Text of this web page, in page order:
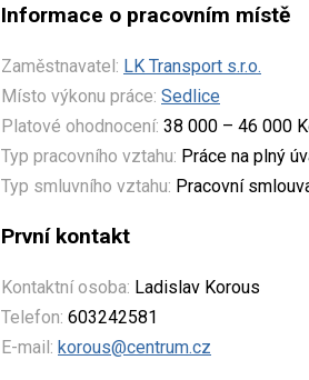
Informace o pracovním místě
Zaměstnavatel: LK Transport s.r.o.
Místo výkonu práce: Sedlice
Platové ohodnocení: 38 000 – 46 000
Typ pracovního vztahu: Práce na plný
Typ smluvního vztahu: Pracovní
První kontakt
Kontaktní osoba: Ladislav Korous
Telefon: 603242581
E-mail: korous@centrum.cz